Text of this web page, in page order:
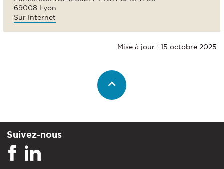
69008 Lyon
Sur Internet
Mise à jour : 15 octobre 2025
Suivez-nous